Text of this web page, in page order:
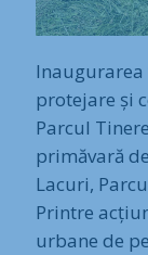
protejare și
Parcul
primăvară
Lacuri,
Printre
urbane de